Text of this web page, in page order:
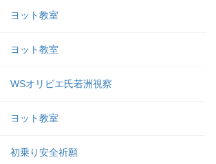
ヨット教室
ヨット教室
WSオリビエ氏若洲視察
ヨット教室
初乗り安全祈願